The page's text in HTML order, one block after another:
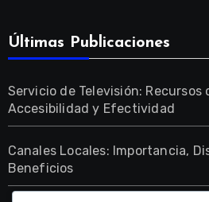
Últimas Publicaciones
Servicio de Televisión: Recursos
Accesibilidad y Efectividad
Canales Locales: Importancia,
Beneficios